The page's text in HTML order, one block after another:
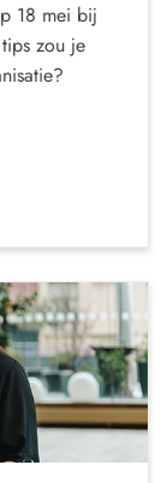
18 mei bij
zou je